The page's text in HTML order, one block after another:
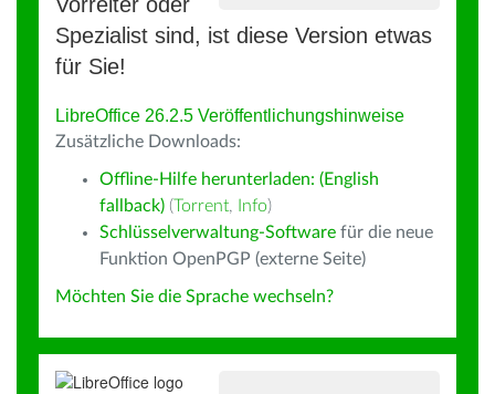
Spezialist sind, ist diese Version etwas
für Sie!
LibreOffice 26.2.5 Veröffentlichungshinweise
Zusätzliche Downloads:
Offline-Hilfe herunterladen: (English
fallback) (Torrent, Info)
Schlüsselverwaltung-Software für die neue
Funktion OpenPGP (externe Seite)
Möchten Sie die Sprache wechseln?